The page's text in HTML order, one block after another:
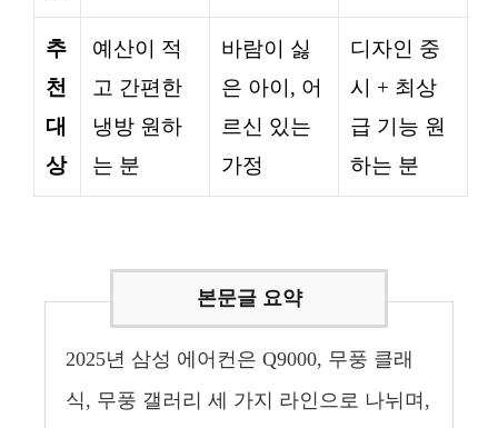
추
천
대
상
예산이 적
고 간편한
냉방 원하
는 분
바람이 싫
은 아이, 어
르신 있는
가정
디자인 중
시 + 최상
급 기능 원
하는 분
2025년 삼성 에어컨은 Q9000, 무풍 클래
식, 무풍 갤러리 세 가지 라인으로 나뉘며,